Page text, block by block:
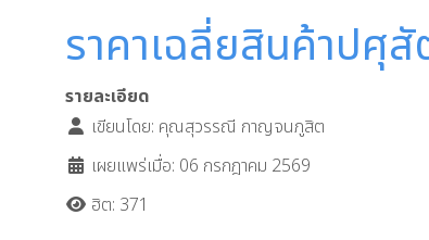
ราคาเฉลี่ยสินค้าปศุ
รายละเอียด
เขียนโดย: คุณสุวรรณี กาญจนภูสิต
เผยแพร่เมื่อ: 06 กรกฎาคม 2569
ฮิต: 371